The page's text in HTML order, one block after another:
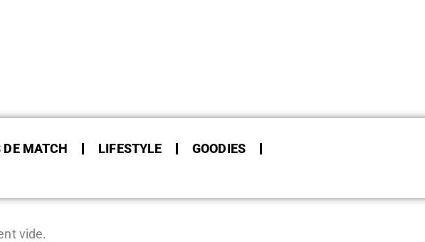
DE MATCH LIFESTYLE GOODIES
vide.